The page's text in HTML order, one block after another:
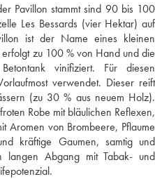
Pavillon stammt sind 90 bis 100
Les Bessards (vier Hektar) auf
ist der Name eines kleinen
zu 100 % von Hand und die
vinifiziert. Für diesen
verwendet. Dieser reift
(zu 30 % aus neuem Holz).
Robe mit bläulichen Reflexen,
Aromen von Brombeere, Pflaume
kräftige Gaumen, samtig und
langen Abgang mit Tabak- und